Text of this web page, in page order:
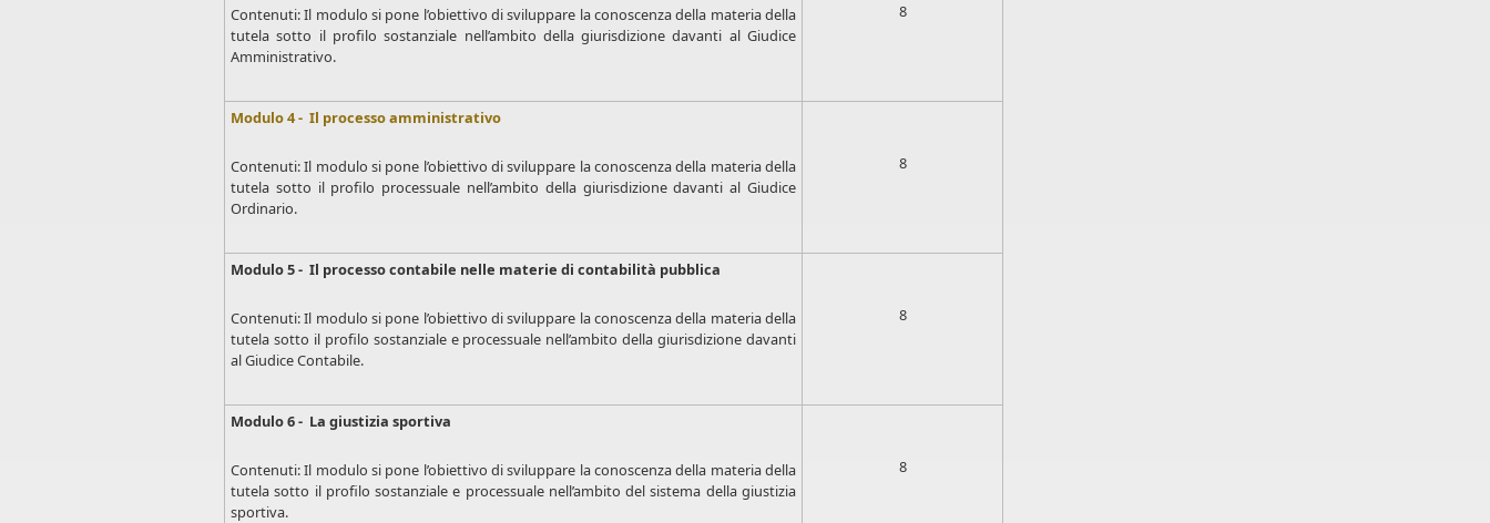
Contenuti: Il modulo si pone l’obiettivo di sviluppare la conoscenza della materia della
tutela sotto il profilo sostanziale nell’ambito della giurisdizione davanti al Giudice
Amministrativo.
8
Modulo 4 - Il processo amministrativo
Contenuti: Il modulo si pone l’obiettivo di sviluppare la conoscenza della materia della
tutela sotto il profilo processuale nell’ambito della giurisdizione davanti al Giudice
Ordinario.
8
Modulo 5 - Il processo contabile nelle materie di contabilità pubblica
Contenuti: Il modulo si pone l’obiettivo di sviluppare la conoscenza della materia della
tutela sotto il profilo sostanziale e processuale nell’ambito della giurisdizione davanti
al Giudice Contabile.
8
Modulo 6 - La giustizia sportiva
Contenuti: Il modulo si pone l’obiettivo di sviluppare la conoscenza della materia della
tutela sotto il profilo sostanziale e processuale nell’ambito del sistema della giustizia
sportiva.
8